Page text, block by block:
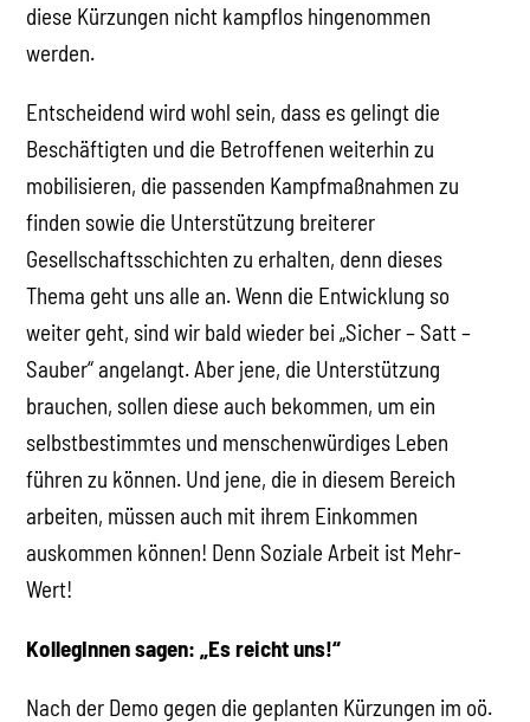
diese Kürzungen nicht kampflos hingenommen
werden.
Entscheidend wird wohl sein, dass es gelingt die
Beschäftigten und die Betroffenen weiterhin zu
mobilisieren, die passenden Kampfmaßnahmen zu
finden sowie die Unterstützung breiterer
Gesellschaftsschichten zu erhalten, denn dieses
Thema geht uns alle an. Wenn die Entwicklung so
weiter geht, sind wir bald wieder bei „Sicher – Satt –
Sauber“ angelangt. Aber jene, die Unterstützung
brauchen, sollen diese auch bekommen, um ein
selbstbestimmtes und menschenwürdiges Leben
führen zu können. Und jene, die in diesem Bereich
arbeiten, müssen auch mit ihrem Einkommen
auskommen können! Denn Soziale Arbeit ist Mehr-
Wert!
KollegInnen sagen: „Es reicht uns!“
Nach der Demo gegen die geplanten Kürzungen im oö.